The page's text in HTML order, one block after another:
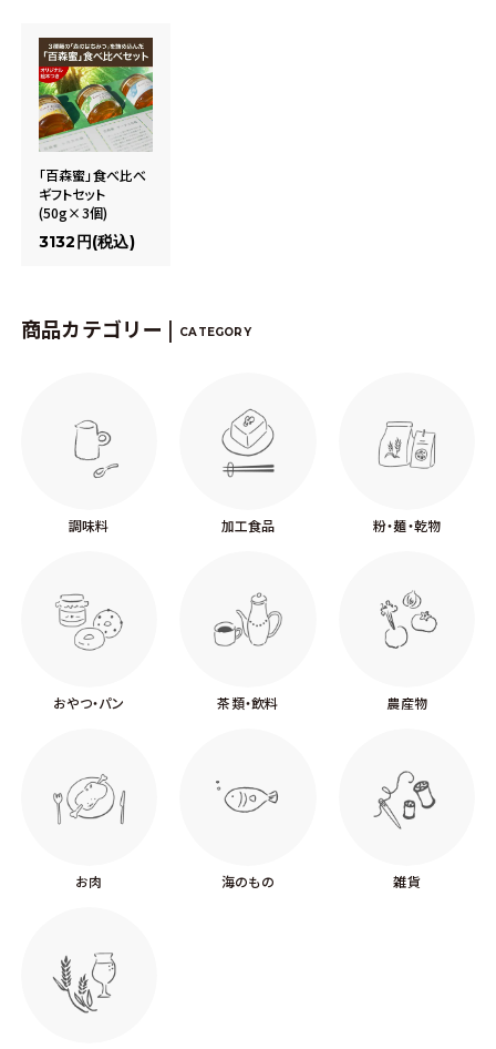
「百森蜜」食べ比べ
ギフトセット
(50g×3個)
3132円(税込)
商品カテゴリー | CATEGORY
調味料 加工食品 粉・麺・乾物
おやつ・パン 茶類・飲料 農産物
お肉 海のもの 雑貨